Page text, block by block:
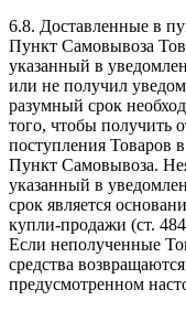
6.8. Доставленные в
Пункт Самовывоза
указанный в
или не получил
разумный срок
того, чтобы получить
поступления
Пункт Самовывоза.
указанный в
срок является
купли-продажи (ст.
Если неполученные
средства
предусмотренном